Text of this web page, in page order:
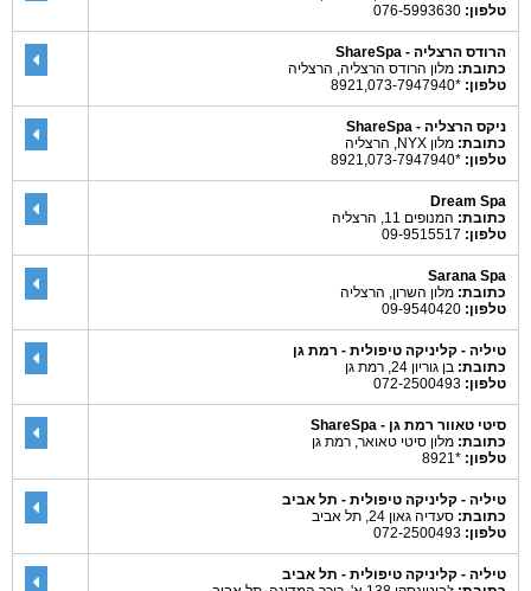
טלפון:
הרודס הרצליה - ShareSpa
כתובת: מלון הרודס הרצליה, הרצליה
טלפון: *8921,073-7947940
ניקס הרצליה - ShareSpa
כתובת: מלון NYX, הרצליה
טלפון: *8921,073-7947940
Dream Spa
כתובת: המנופים 11, הרצליה
טלפון:
Sarana Spa
כתובת: מלון השרון, הרצליה
טלפון:
טיליה - קליניקה טיפולית - רמת גן
כתובת: בן גוריון 24, רמת גן
טלפון:
סיטי טאוור רמת גן - ShareSpa
כתובת: מלון סיטי טאואר, רמת גן
טלפון: *8921
טיליה - קליניקה טיפולית - תל אביב
כתובת: סעדיה גאון 24, תל אביב
טלפון:
טיליה - קליניקה טיפולית - תל אביב